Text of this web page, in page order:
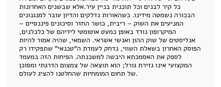
כל קיר לבנים וכל תוכנית בניין עיר.אלא שבשנים האחרונות
הבכורה נשמטה מידינו. כשהאורות נדלקים והדיון עובר למנגנונים
המניעים את השוק – ריבית, כושר החזר וסיכונים פיננסיים –
המיקרופון נודד באופן כמעט אוטומטי לידיהם של כלכלנים,
אנליסטים של שוק ההון ואנשי אשראי. השמאי, שהיה אמור להיות
הפוסק האחרון בשאלת השווי, נדחק לעמדת ה"טכנאי" שתפקידו רק
לספק את האסמכתא היבשה למשכנתה. הפיחות הזה במעמד
המקצועי אינו גזירת גורל; הוא תוצאה של צמצום הדרגתי ומסוכן
של תחום המומחיות שהחלטנו להציג לעולם.